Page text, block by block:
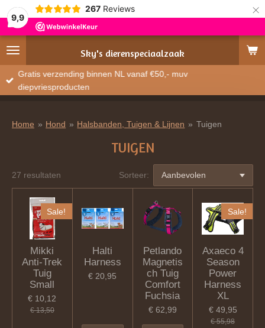
9,9
267 Reviews ×
Sky's dierenspeciaalzaak
Gratis verzending binnen NL vanaf €50,- muv
diepvriesproducten
Home » Hond » Halsbanden, Tuigen & Lijnen » Tuigen
TUIGEN
27 resultaten Sorteer:
Sale!
Mikki
Anti-Trek
Tuig
Small
€ 10,12
€ 13,50
Halti
Harness
€ 20,95
Petlando
Magnetis
ch Tuig
Comfort
Fuchsia
€ 62,99
Sale!
Axaeco 4
Season
Power
Harness
XL
€ 49,95
€ 55,98